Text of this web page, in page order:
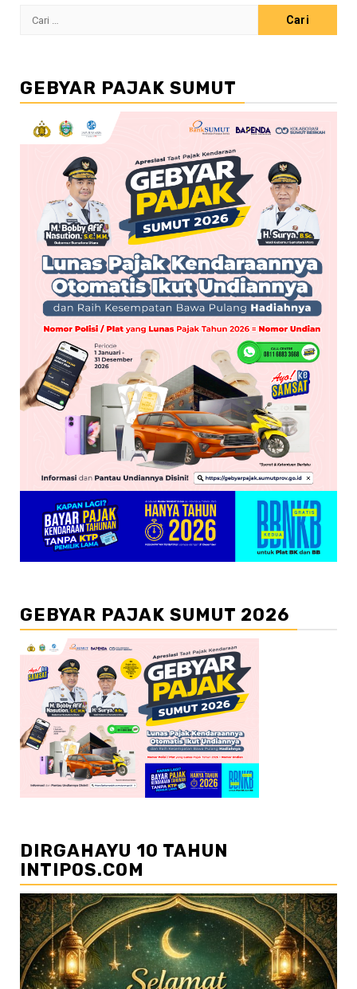
Cari
GEBYAR PAJAK SUMUT
GEBYAR PAJAK SUMUT 2026
DIRGAHAYU 10 TAHUN
INTIPOS.COM